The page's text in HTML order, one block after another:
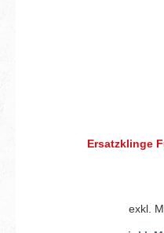
Ersatzklinge
exkl.